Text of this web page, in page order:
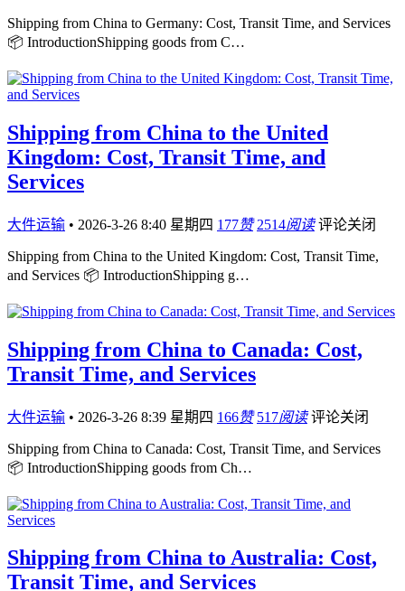
Shipping from China to Germany: Cost, Transit Time, and Services
📦 IntroductionShipping goods from C…
Shipping from China to the United
Kingdom: Cost, Transit Time, and
Services
大件运输 • 2026-3-26 8:40 星期四 177赞 2514阅读 评论关闭
Shipping from China to the United Kingdom: Cost, Transit Time,
and Services 📦 IntroductionShipping g…
Shipping from China to Canada: Cost,
Transit Time, and Services
大件运输 • 2026-3-26 8:39 星期四 166赞 517阅读 评论关闭
Shipping from China to Canada: Cost, Transit Time, and Services
📦 IntroductionShipping goods from Ch…
Shipping from China to Australia: Cost,
Transit Time, and Services